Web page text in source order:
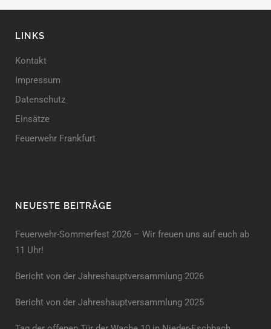
LINKS
Kontakt
Impressum
Datenschutz
Einsätze
Feuerwehr Frankfurt
NEUESTE BEITRÄGE
Feuerwehr-Sommerfest 2026 – Wir freuen uns auf euch ab
11 Uhr!
Bericht von der Jahreshauptversammlung 2026
Bericht von der Jahreshaupt­versammlung 2025